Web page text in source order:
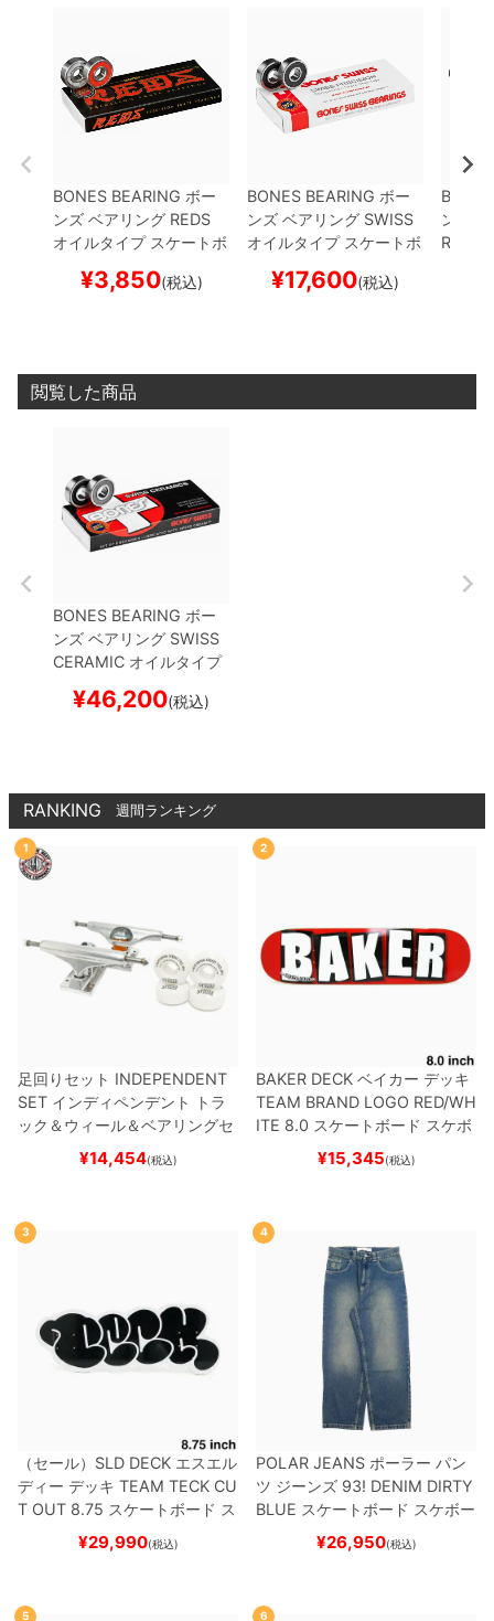
BONES BEARING ボー
ンズ ベアリング REDS
オイルタイプスケートボ
¥3,850(税込)
BONES BEARING ボー
ンズ ベアリング SWISS
オイルタイプスケートボ
¥17,600(税込)
ンズ
REDS
閲覧した商品
BONES BEARING ボー
ンズ ベアリング SWISS
CERAMIC オイルタイプ
¥46,200(税込)
RANKING 週間ランキング
1
足回りセット INDEPENDENT
SET インディペンデント
トラ
ック＆ウィール＆ベアリングセ
（トリック用）
ード スケボー
¥14,454(税込)
2
BAKER DECK ベイカー デッキ
TEAM BRAND LOGO RED/WH
ITE 8.0 スケートボード スケボ
¥15,345(税込)
3
（セール） SLD DECK エスエル
ディー デッキ TEAM TECK CU
T OUT 8.75 スケートボード ス
¥29,990(税込)
4
POLAR JEANS ポーラー パン
ツ ジーンズ 93! DENIM DIRTY
BLUE スケートボード スケボー
¥26,950(税込)
5 6